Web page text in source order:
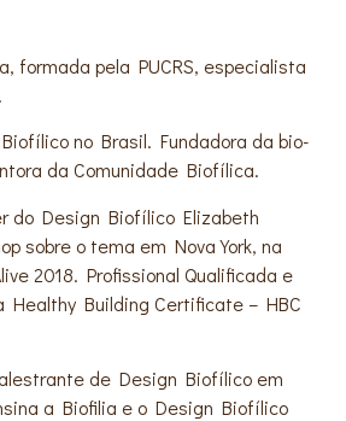
formada pela PUCRS, especialista
no Brasil. Fundadora da bio-
da Comunidade Biofílica.
do Design Biofílico Elizabeth
sobre o tema em Nova York, na
2018. Profissional Qualificada e
Healthy Building Certificate – HBC
de Design Biofílico em
a Biofilia e o Design Biofílico